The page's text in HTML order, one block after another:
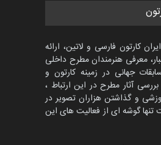
مسابقۀ بین‌المللی کارتون و
کاریکاتور «البغلی…
جشنواره بین‌المللی کارتون
مدارس پرتغال، ۲۰۲۷
مهلت 4 ماه دیگر
کارتون فارسی و لاتین، ارائه
معرفی هنرمندان مطرح داخلی
جهانی در زمینه کارتون و
بررسی آثار مطرح در این ارتباط ،
و گذاشتن هزاران تصویر در
گوشه ای از فعالیت های این